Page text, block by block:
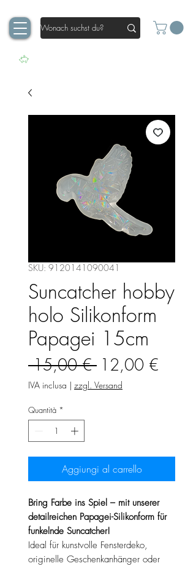
SKU: 9120141090041
Suncatcher hobby
holo Silikonform
Papagei 15cm
15,00 € Prezzo
regolare
12,00 €
IVA inclusa | zzgl. Versand
Quantità *
Aggiungi al carrello
Bring Farbe ins Spiel – mit unserer
detailreichen Papagei-Silikonform für
funkelnde Suncatcher!
Ideal für kunstvolle Fensterdeko,
originelle Geschenkanhänger oder